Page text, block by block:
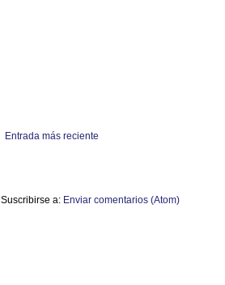
Entrada más reciente
Suscribirse a: Enviar comentarios (Atom)